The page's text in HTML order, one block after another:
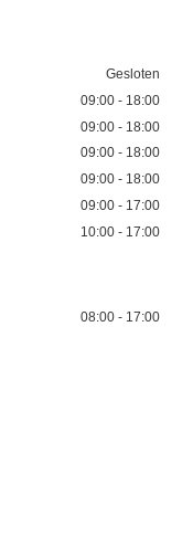
Gesloten
09:00 - 18:00
09:00 - 18:00
09:00 - 18:00
09:00 - 18:00
09:00 - 17:00
10:00 - 17:00
08:00 - 17:00